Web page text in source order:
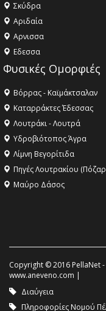
Σκύδρα
Αριδαία
Aρνισσα
Eδεσσα
Φυσικές Ομορφιές
Βόρρας - Καϊμάκτσαλαν
Καταρράκτες Έδεσσας
Λουτράκι - Λουτρά
Υδροβιότοπος Άγρα
Λίμνη Βεγορίτιδα
Πηγές Λουτρακίου
Μαύρο Δάσος
Copyright © 2016 PellaNet
www.aneveno.com
Διαύγεια
Πληροφορίες Νομού